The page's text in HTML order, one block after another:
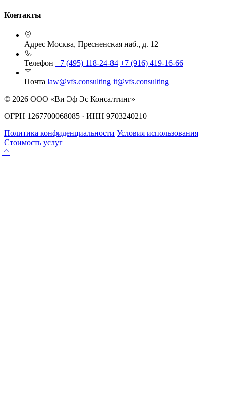
Контакты
Адрес Москва, Пресненская наб., д. 12
Телефон +7 (495) 118-24-84 +7 (916) 419-16-66
Почта law@vfs.consulting it@vfs.consulting
© 2026 ООО «Ви Эф Эс Консалтинг»
ОГРН 1267700068085 · ИНН 9703240210
Политика конфиденциальности Условия использования
Стоимость услуг